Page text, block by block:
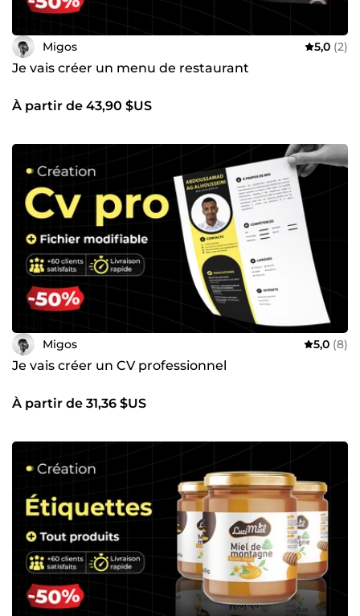
Migos 5,0 (2)
Je vais créer un menu de restaurant
À partir de 43,90 $US
Migos 5,0 (8)
Je vais créer un CV professionnel
À partir de 31,36 $US